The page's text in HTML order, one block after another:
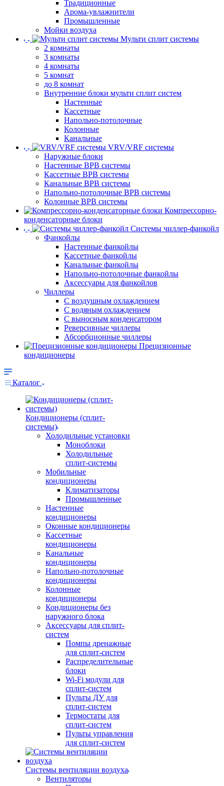
Традиционные
Арома-увлажнители
Промышленные
Мойки воздуха
Мульти сплит системы
2 комнаты
3 комнаты
4 комнаты
5 комнат
до 8 комнат
Внутренние блоки мульти сплит систем
Настенные
Кассетные
Напольно-потолочные
Колонные
Канальные
VRV/VRF системы
Наружные блоки
Настенные ВРВ системы
Кассетные ВРВ системы
Канальные ВРВ системы
Напольно-потолочные ВРВ системы
Колонные ВРВ системы
Компрессорно-
конденсаторные блоки
Системы чиллер-фанкойл
Фанкойлы
Настенные фанкойлы
Кассетные фанкойлы
Канальные фанкойлы
Напольно-потолочные фанкойлы
Аксессуары для фанкойлов
Чиллеры
С воздушным охлаждением
С водяным охлаждением
С выносным конденсатором
Реверсивные чиллеры
Абсорбционные чиллеры
Прецизионные
кондиционеры
Каталог
Кондиционеры (сплит-
системы)
Холодильные установки
Моноблоки
Холодильные
сплит-системы
Мобильные
кондиционеры
Климатизаторы
Промышленные
Настенные
кондиционеры
Оконные кондиционеры
Кассетные
кондиционеры
Канальные
кондиционеры
Напольно-потолочные
кондиционеры
Колонные
кондиционеры
Кондиционеры без
наружного блока
Аксессуары для сплит-
систем
Помпы дренажные
для сплит-систем
Распределительные
блоки
Wi-Fi модули для
сплит-систем
Пульты ДУ для
сплит-систем
Термостаты для
сплит-систем
Пульты управления
для сплит-систем
Системы вентиляции воздуха
Вентиляторы